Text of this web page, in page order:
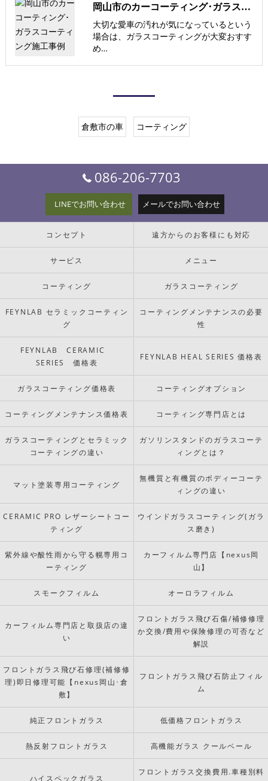
岡山市のカーコーティング･ガラスコーティング施工事例
大切な愛車の汚れが気になっているという
場合は、ガラスコーティングが大変おすす
め…
倉敷市の車 コーティング
086-206-7703
LINEでお問い合わせ メールでお問い合わせ
コンセプト 遠方からのお客様にも対応
サービス メニュー
コーティング ガラスコーティング
FEYNLAB セラミックコーティン
グ
コーティングメンテナンスの必要
性
FEYNLAB CERAMIC
SERIES 価格表
FEYNLAB HEAL SERIES 価格表
ガラスコーティング価格表 コーティングオプション
コーティングメンテナンス価格表 コーティング専門店とは
ガラスコーティングとセラミック
コーティングの違い
ガソリンスタンドのガラスコーテ
ィングとは？
マット塗装専用コーティング
無機質と有機質のボディーコーテ
ィングの違い
CERAMIC PRO レザーシートコー
ティング
ウインドガラスコーティング(ガラ
ス磨き)
紫外線や酸性雨から守る幌専用コ
ーティング
カーフィルム専門店【nexus岡
山】
スモークフィルム オーロラフィルム
カーフィルム専門店と取扱店の違
い
フロントガラス飛び石傷/補修修理
か交換/費用や保険修理の可否など
解説
フロントガラス飛び石修理(補修修
理)即日修理可能【nexus岡山･倉
敷】
フロントガラス飛び石防止フィル
ム
純正フロントガラス 低価格フロントガラス
熱反射フロントガラス 高機能ガラス クールベール
ハイスペックガラス
フロントガラス交換費用.車種別料